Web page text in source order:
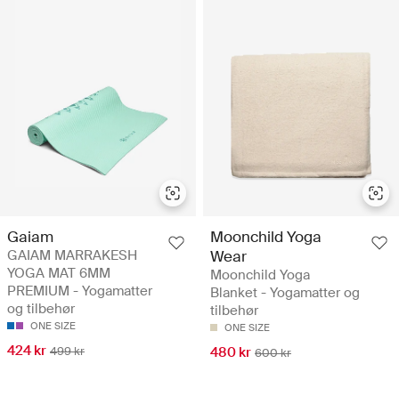
Gaiam
GAIAM MARRAKESH
YOGA MAT 6MM
PREMIUM - Yogamatter
og tilbehør
ONE SIZE
424 kr 499 kr
Moonchild Yoga
Wear
Moonchild Yoga
Blanket - Yogamatter og
tilbehør
ONE SIZE
480 kr 600 kr